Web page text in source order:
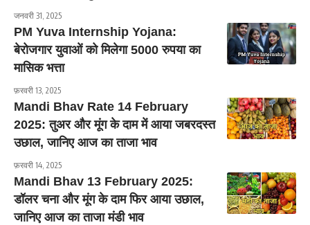
जनवरी 31, 2025
PM Yuva Internship Yojana:
बेरोजगार युवाओं को मिलेगा 5000 रुपया का
मासिक भत्ता
फ़रवरी 13, 2025
Mandi Bhav Rate 14 February
2025: तुअर और मूंग के दाम में आया जबरदस्त
उछाल, जानिए आज का ताजा भाव
फ़रवरी 14, 2025
Mandi Bhav 13 February 2025:
डॉलर चना और मूंग के दाम फिर आया उछाल,
जानिए आज का ताजा मंडी भाव